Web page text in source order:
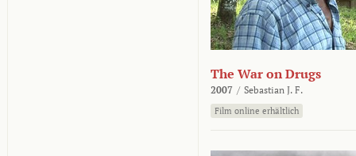
The War on Drugs
2007 / Sebastian J. F.
Film online erhältlich